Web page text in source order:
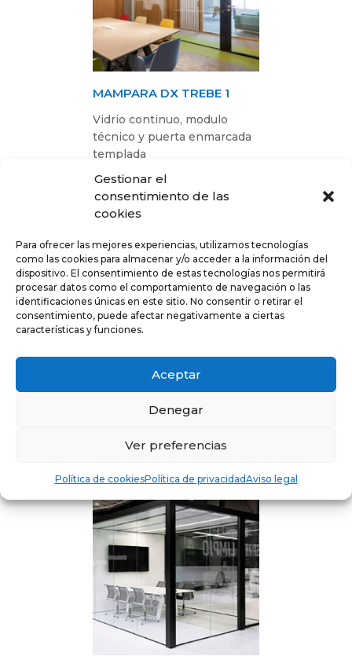
Gestionar el
consentimiento de las
cookies
Para ofrecer las mejores experiencias, utilizamos tecnologías
como las cookies para almacenar y/o acceder a la información del
dispositivo. El consentimiento de estas tecnologías nos permitirá
procesar datos como el comportamiento de navegación o las
identificaciones únicas en este sitio. No consentir o retirar el
consentimiento, puede afectar negativamente a ciertas
características y funciones.
Aceptar
Denegar
Ver preferencias
Política de cookiesPolítica de privacidadAviso legal
MAMPARA DX TREBE 1
Vidrio continuo, modulo
técnico y puerta enmarcada
templada
MAMPARA DX TREBE 1
Solo vidrio continuo con